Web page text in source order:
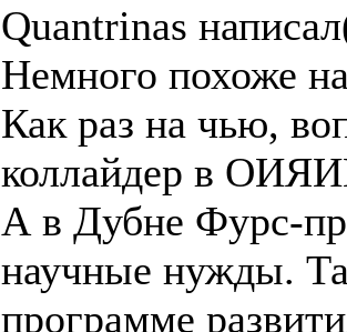
Quantrinas
Немного похоже
Как раз на чью,
коллайдер в
А в Дубне Фурс-
научные нужды.
программе